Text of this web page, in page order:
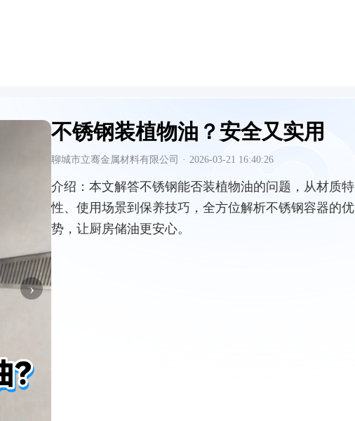
›
不锈钢装植物油？安全又实用
聊城市立骞金属材料有限公司 · 2026-03-21 16:40:26
介绍： 本文解答不锈钢能否装植物油的问题，从材质特
性、使用场景到保养技巧，全方位解析不锈钢容器的优
势，让厨房储油更安心。